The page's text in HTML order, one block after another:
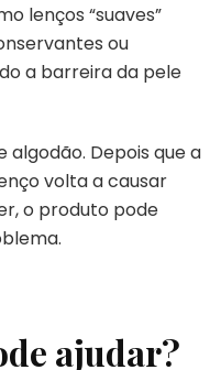
lenços “suaves”
ou
a barreira da pele
algodão. Depois que a
volta a causar
o produto pode
ajudar?